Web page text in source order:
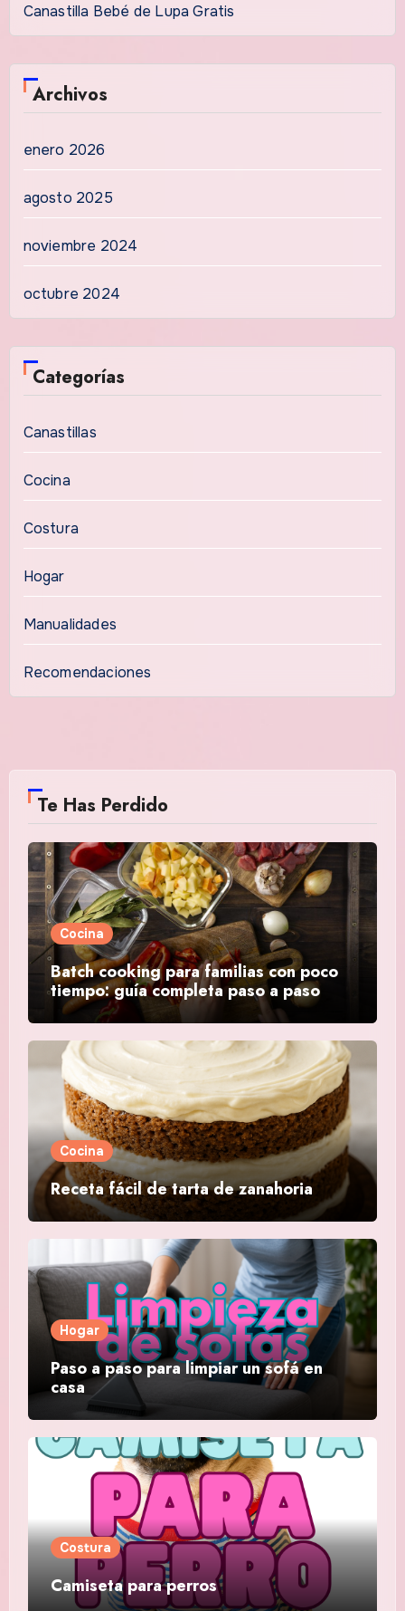
Canastilla Bebé de Lupa Gratis
Archivos
enero 2026
agosto 2025
noviembre 2024
octubre 2024
Categorías
Canastillas
Cocina
Costura
Hogar
Manualidades
Recomendaciones
Te Has Perdido
Cocina
Batch cooking para familias con poco
tiempo: guía completa paso a paso
Cocina
Receta fácil de tarta de zanahoria
Hogar
Paso a paso para limpiar un sofá en
casa
Costura
Camiseta para perros